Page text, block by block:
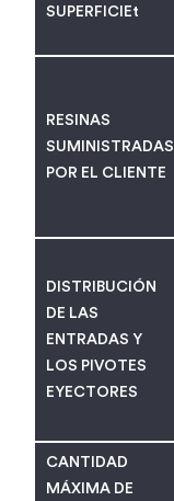
SUPERFICIEt
RESINAS
SUMINISTRADAS
POR EL CLIENTE
DISTRIBUCIÓN
DE LAS
ENTRADAS Y
LOS PIVOTES
EYECTORES
CANTIDAD
MÁXIMA DE